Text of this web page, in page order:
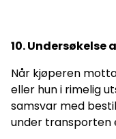
10. Undersøkelse
Når kjøperen
eller hun i rimelig
samsvar med
under transporten